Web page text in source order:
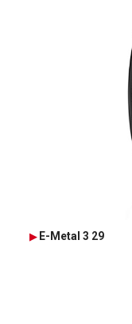
E-Metal 3 29